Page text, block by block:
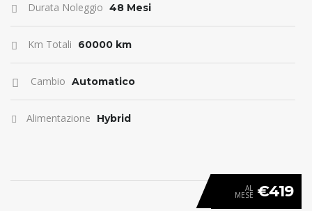
Durata Noleggio 48 Mesi
Km Totali 60000 km
Cambio Automatico
Alimentazione Hybrid
AL
MESE €419